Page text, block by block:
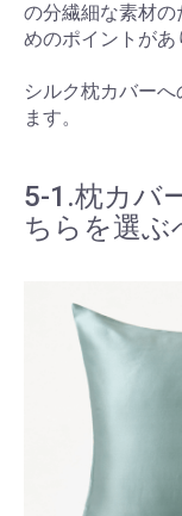
の分繊細な素材
めのポイントがあ
シルク枕カバー
ます。
5-1.枕カバ
ちらを選ぶ